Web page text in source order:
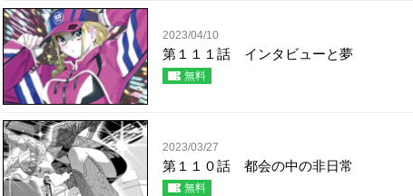
2023/04/10
第１１１話 インタビューと夢
無料
2023/03/27
第１１０話 都会の中の非日常
無料